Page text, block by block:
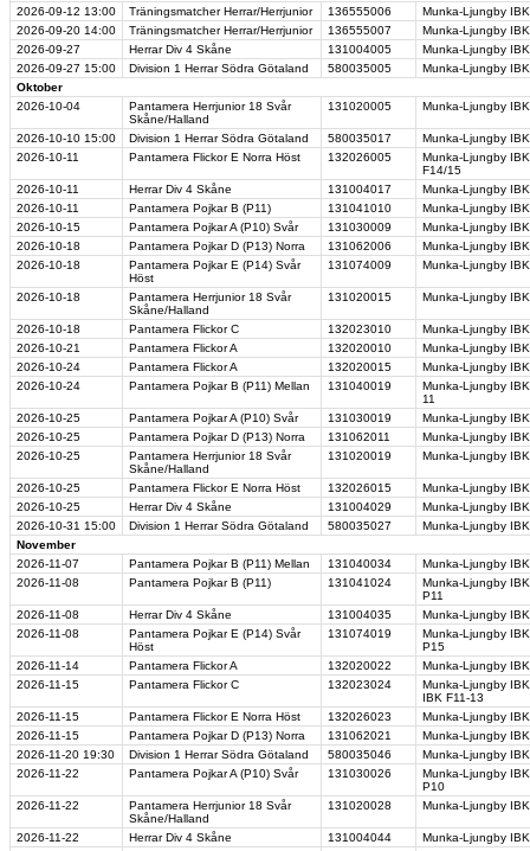
2026-09-12 13:00 Träningsmatcher Herrar/Herrjunior 136555006
Munka-Ljungby
2026-09-20 14:00 Träningsmatcher Herrar/Herrjunior 136555007
Munka-Ljungby
2026-09-27
Herrar Div 4 Skåne 131004005
Munka-Ljungby
2026-09-27 15:00 Division 1 Herrar Södra Götaland 580035005
Munka-Ljungby
Oktober
2026-10-04
Pantamera Herrjunior 18 Svår
Skåne/Halland
131020005 Munka-Ljungby
2026-10-10 15:00 Division 1 Herrar Södra Götaland 580035017
Munka-Ljungby
2026-10-11
Pantamera Flickor E Norra Höst 132026005
Munka-Ljungby
F14/15
2026-10-11
Herrar Div 4 Skåne 131004017
Munka-Ljungby
2026-10-11
Pantamera Pojkar B (P11) 131041010
Munka-Ljungby
2026-10-15
Pantamera Pojkar A (P10) Svår 131030009
Munka-Ljungby
2026-10-18
Pantamera Pojkar D (P13) Norra 131062006
Munka-Ljungby
2026-10-18
Pantamera Pojkar E (P14) Svår
Höst
131074009 Munka-Ljungby
2026-10-18
Pantamera Herrjunior 18 Svår
Skåne/Halland
131020015 Munka-Ljungby
2026-10-18 Pantamera Flickor C 132023010
Munka-Ljungby
2026-10-21
Pantamera Flickor A 132020010
Munka-Ljungby
2026-10-24
Pantamera Flickor A 132020015
Munka-Ljungby
2026-10-24
Pantamera Pojkar B (P11) Mellan 131040019
Munka-Ljungby
11
2026-10-25
Pantamera Pojkar A (P10) Svår 131030019
Munka-Ljungby
2026-10-25
Pantamera Pojkar D (P13) Norra 131062011
Munka-Ljungby
2026-10-25
Pantamera Herrjunior 18 Svår
Skåne/Halland
131020019 Munka-Ljungby
2026-10-25 Pantamera Flickor E Norra Höst 132026015
Munka-Ljungby
2026-10-25
Herrar Div 4 Skåne 131004029
Munka-Ljungby
2026-10-31 15:00 Division 1 Herrar Södra Götaland 580035027
Munka-Ljungby
November
2026-11-07
Pantamera Pojkar B (P11) Mellan 131040034
Munka-Ljungby
2026-11-08
Pantamera Pojkar B (P11) 131041024
Munka-Ljungby
P11
2026-11-08
Herrar Div 4 Skåne 131004035
Munka-Ljungby
2026-11-08
Pantamera Pojkar E (P14) Svår
Höst
131074019
Munka-Ljungby
P15
2026-11-14
Pantamera Flickor A 132020022
Munka-Ljungby
2026-11-15
Pantamera Flickor C 132023024
Munka-Ljungby
IBK F11-13
2026-11-15
Pantamera Flickor E Norra Höst 132026023
Munka-Ljungby
2026-11-15
Pantamera Pojkar D (P13) Norra 131062021
Munka-Ljungby
2026-11-20 19:30 Division 1 Herrar Södra Götaland 580035046
Munka-Ljungby
2026-11-22
Pantamera Pojkar A (P10) Svår 131030026
Munka-Ljungby
P10
2026-11-22
Pantamera Herrjunior 18 Svår
Skåne/Halland
131020028 Munka-Ljungby
2026-11-22 Herrar Div 4 Skåne 131004044
Munka-Ljungby